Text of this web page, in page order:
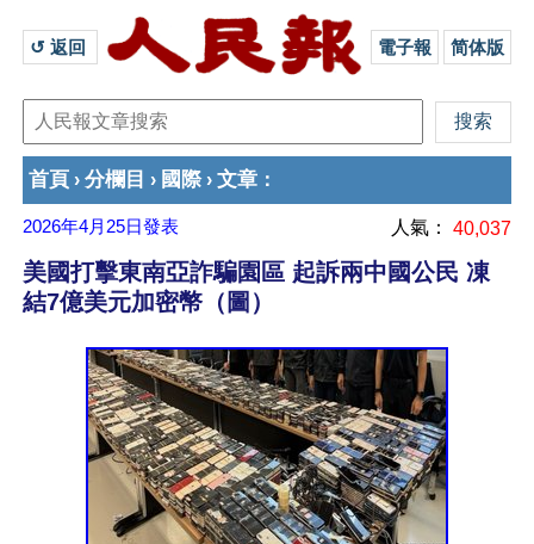
↺ 返回 電子報 简体版
首頁 › 分欄目 › 國際› 文章 ：
2026年4月25日發表 人氣： 40,037
美國打擊東南亞詐騙園區 起訴兩中國公民 凍
結7億美元加密幣（圖）